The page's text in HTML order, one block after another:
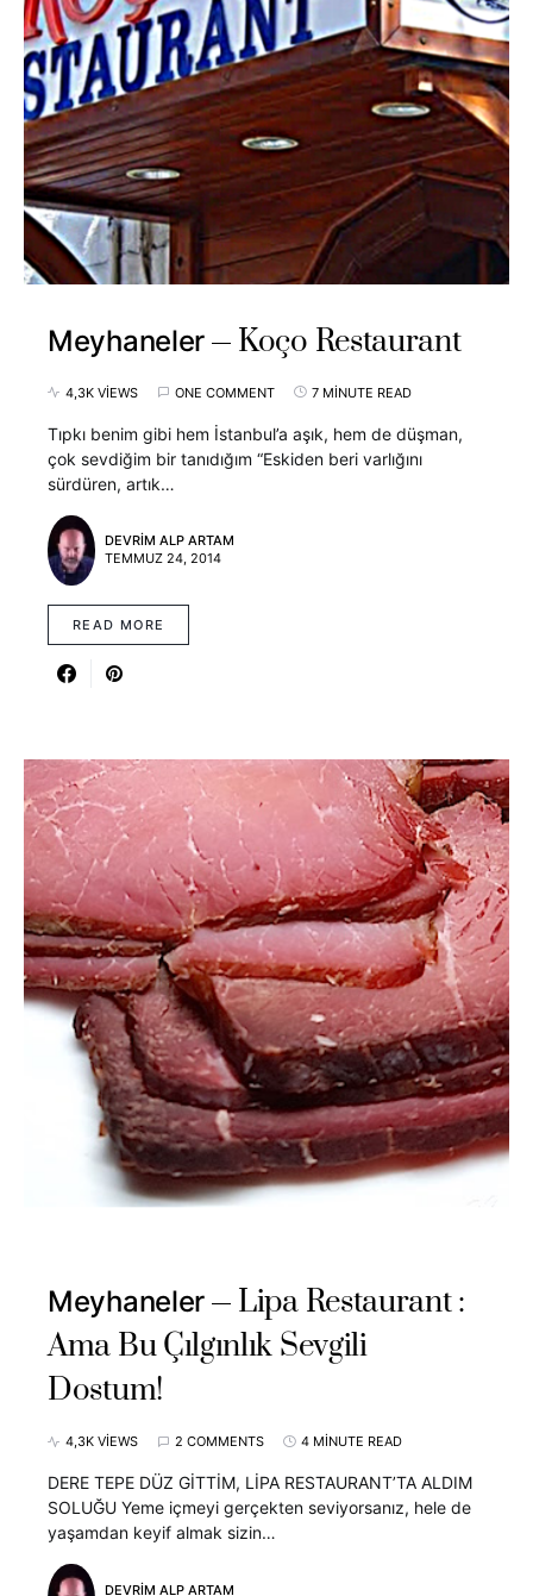
Meyhaneler Koço Restaurant
4,3K VIEWS ONE COMMENT 7 MINUTE READ
Tıpkı benim gibi hem İstanbul’a aşık, hem de düşman,
çok sevdiğim bir tanıdığım “Eskiden beri varlığını
sürdüren, artık…
DEVRIM ALP ARTAM
TEMMUZ 24, 2014
READ MORE
Meyhaneler
Lipa Restaurant :
Ama Bu Çılgınlık Sevgili
Dostum!
4,3K VIEWS 2 COMMENTS 4 MINUTE READ
DERE TEPE DÜZ GİTTİM, LİPA RESTAURANT’TA ALDIM
SOLUĞU Yeme içmeyi gerçekten seviyorsanız, hele de
yaşamdan keyif almak sizin…
DEVRIM ALP ARTAM